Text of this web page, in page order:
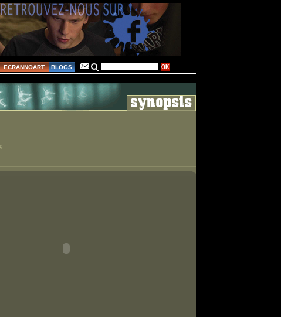
ECRANNOART BLOGS